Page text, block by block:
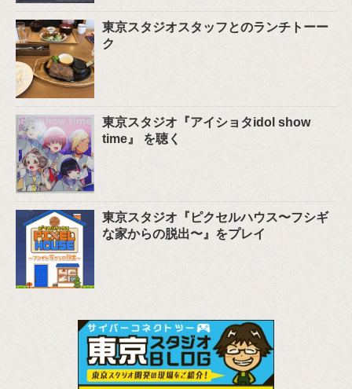
東京スタジオスタッフとのランチトーー
ク
東京スタジオ『アイショタidol show
time』 を聴く
東京スタジオ『ピクセルハウス〜フシギ
な家からの脱出〜』をプレイ